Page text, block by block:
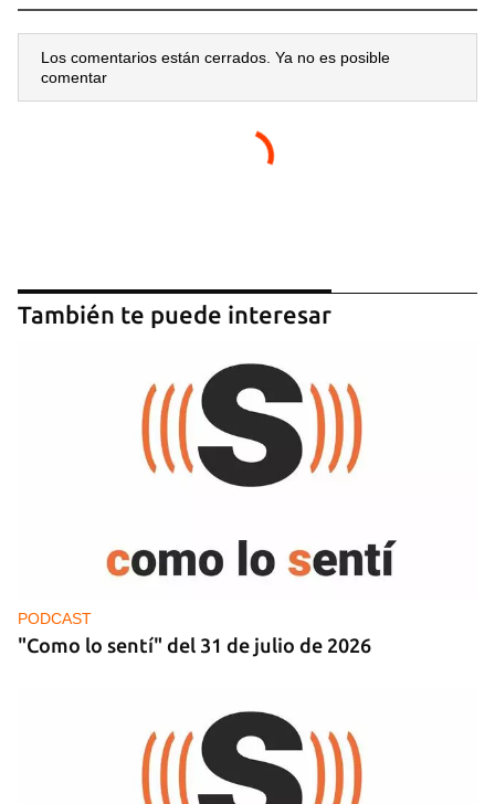
Los comentarios están cerrados. Ya no es posible
comentar
También te puede interesar
PODCAST
"Como lo sentí" del 31 de julio de 2026